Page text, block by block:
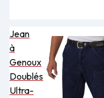
Jean
à
Genoux
Doublés
Ultra-